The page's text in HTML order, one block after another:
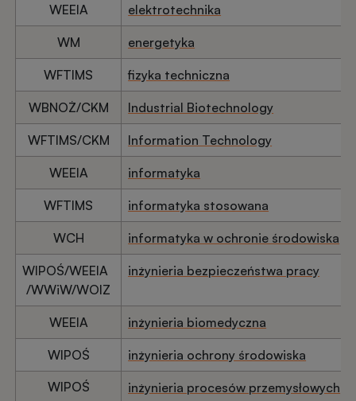
WEEIA elektrotechnika
WM energetyka
WFTIMS fizyka techniczna
WBNOŻ/CKM Industrial Biotechnology
WFTIMS/CKM Information Technology
WEEIA informatyka
WFTIMS informatyka stosowana
WCH informatyka w ochronie środowiska
WIPOŚ/WEEIA
/WWiW/WOIZ
inżynieria bezpieczeństwa pracy
WEEIA inżynieria biomedyczna
WIPOŚ
inżynieria ochrony środowiska
WIPOŚ
inżynieria procesów przemysłowych